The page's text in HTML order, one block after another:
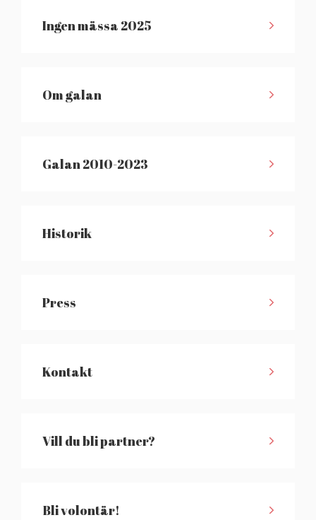
Ingen mässa 2025
Om galan
Galan 2010-2023
Historik
Press
Kontakt
Vill du bli partner?
Bli volontär!